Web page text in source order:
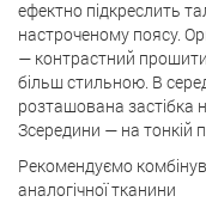
ефектно підкреслить
настроченому поясу.
— контрастний
більш стильною. В
розташована застібка
Зсередини — на тонкій
Рекомендуємо
аналогічної тканини